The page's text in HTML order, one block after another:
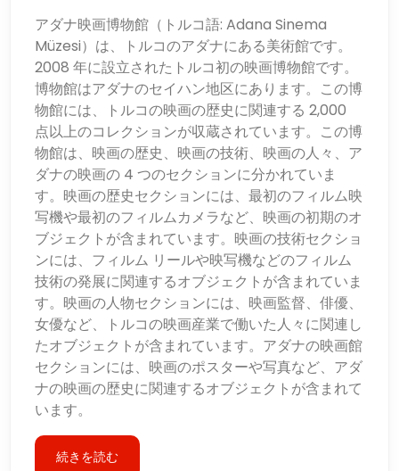
アダナ映画博物館（トルコ語: Adana Sinema
Müzesi）は、トルコのアダナにある美術館です。
2008 年に設立されたトルコ初の映画博物館です。
博物館はアダナのセイハン地区にあります。この博
物館には、トルコの映画の歴史に関連する 2,000
点以上のコレクションが収蔵されています。この博
物館は、映画の歴史、映画の技術、映画の人々、ア
ダナの映画の 4 つのセクションに分かれていま
す。映画の歴史セクションには、最初のフィルム映
写機や最初のフィルムカメラなど、映画の初期のオ
ブジェクトが含まれています。映画の技術セクショ
ンには、フィルム リールや映写機などのフィルム
技術の発展に関連するオブジェクトが含まれていま
す。映画の人物セクションには、映画監督、俳優、
女優など、トルコの映画産業で働いた人々に関連し
たオブジェクトが含まれています。アダナの映画館
セクションには、映画のポスターや写真など、アダ
ナの映画の歴史に関連するオブジェクトが含まれて
います。
続きを読む